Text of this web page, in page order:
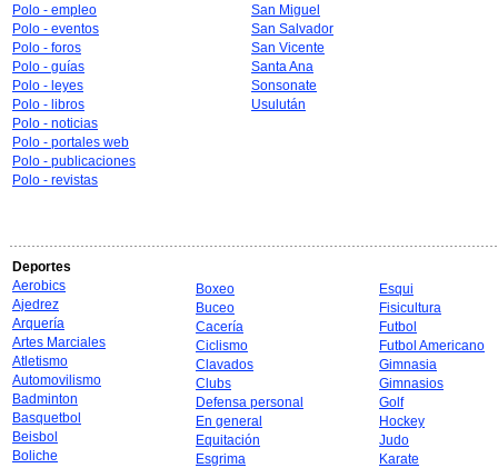
Polo - empleo
Polo - eventos
Polo - foros
Polo - guías
Polo - leyes
Polo - libros
Polo - noticias
Polo - portales web
Polo - publicaciones
Polo - revistas
San Miguel
San Salvador
San Vicente
Santa Ana
Sonsonate
Usulután
Deportes
Aerobics
Ajedrez
Arquería
Artes Marciales
Atletismo
Automovilismo
Badminton
Basquetbol
Beisbol
Boliche
Boxeo
Buceo
Cacería
Ciclismo
Clavados
Clubs
Defensa personal
En general
Equitación
Esgrima
Esqui
Fisicultura
Futbol
Futbol Americano
Gimnasia
Gimnasios
Golf
Hockey
Judo
Karate